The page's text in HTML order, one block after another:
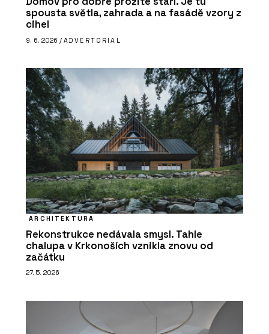
spousta světla, zahrada a na fasádě vzory z
cihel
9. 6. 2026 / ADVERTORIAL
ARCHITEKTURA
Rekonstrukce nedávala smysl. Tahle
chalupa v Krkonoších vznikla znovu od
začátku
27. 5. 2026